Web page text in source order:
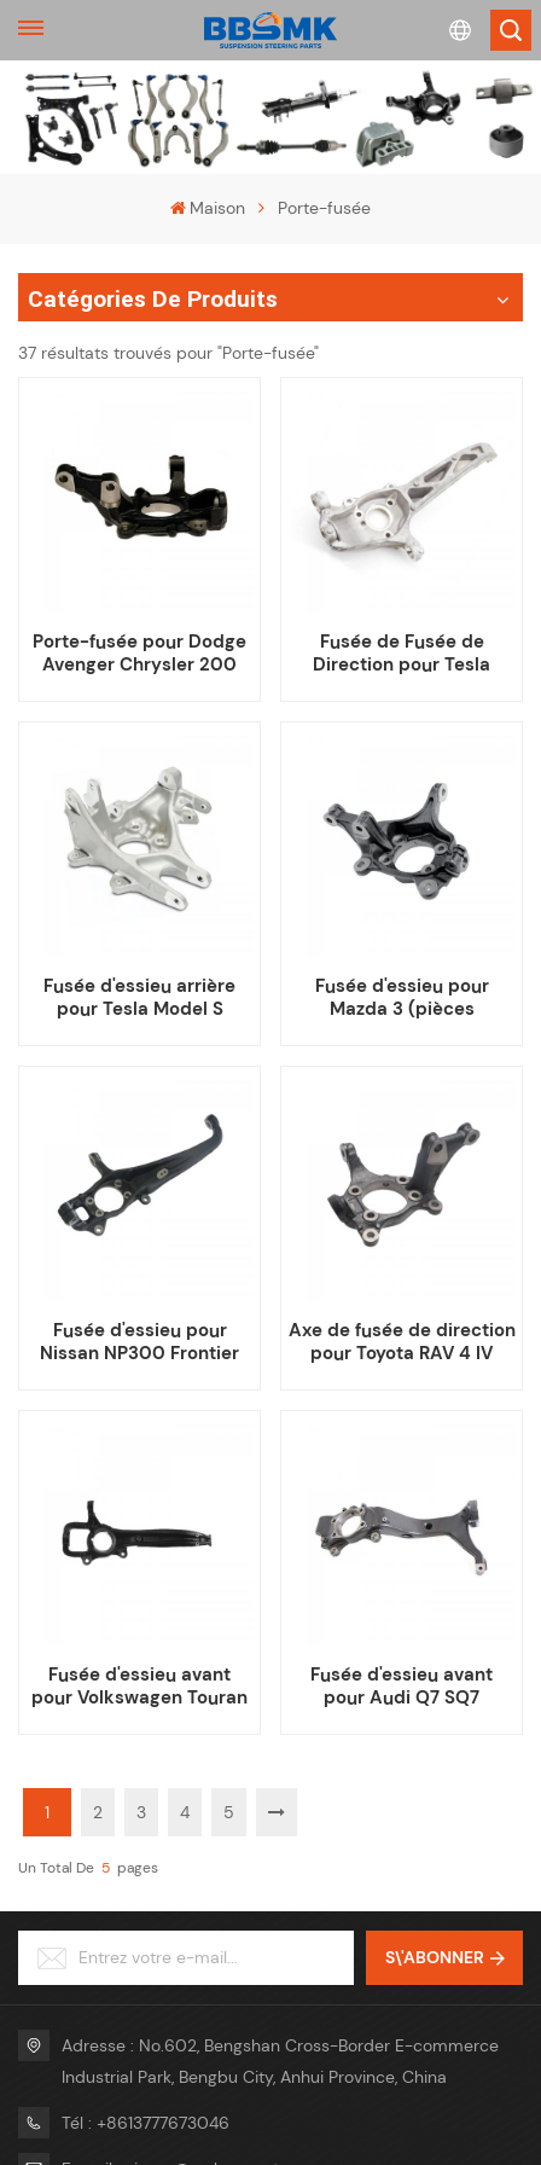
English
français
Maison Porte-fusée
Catégories De Produits
37 résultats trouvés pour "Porte-fusée"
Porte-fusée pour Dodge
Avenger Chrysler 200
Fusée de Fusée de
Direction pour Tesla
Fusée d'essieu arrière
pour Tesla Model S
Fusée d'essieu pour
Mazda 3 (pièces
Fusée d'essieu pour
Nissan NP300 Frontier
Axe de fusée de direction
pour Toyota RAV 4 IV
Fusée d'essieu avant
pour Volkswagen Touran
Fusée d'essieu avant
pour Audi Q7 SQ7
1 2 3 4 5
Un Total De 5 Pages
S\'ABONNER
Adresse : No.602, Bengshan Cross-Border E-commerce
Industrial Park, Bengbu City, Anhui Province, China
Tél : +8613777673046